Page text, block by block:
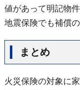
値があって明記物
地震保険でも補償
まとめ
火災保険の対象に